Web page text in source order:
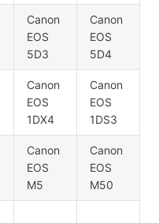
Canon
EOS
5D3
Canon
EOS
5D4
Canon
EOS
1DX4
Canon
EOS
1DS3
Canon
EOS
M5
Canon
EOS
M50